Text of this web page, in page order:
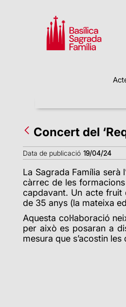
Concert del
Data de publicació 19/04/24
La Sagrada Família serà
càrrec de les
capdavant. Un acte fruit
de 35 anys (la mateixa
Aquesta col·laboració
per això es posaran a
mesura que s’acostin